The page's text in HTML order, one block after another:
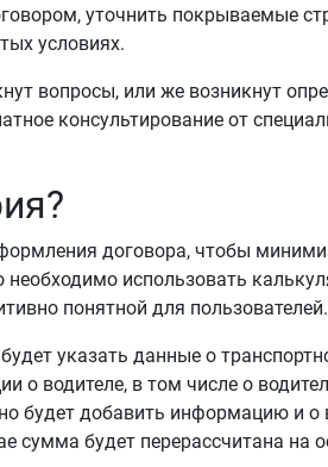
уточнить покрываемые
условиях.
вопросы, или же возникнут
консультирование от
договора, чтобы
использовать
понятной для пользователей.
указать данные о
о водителе, в том числе о
будет добавить информацию и о
сумма будет перерассчитана на